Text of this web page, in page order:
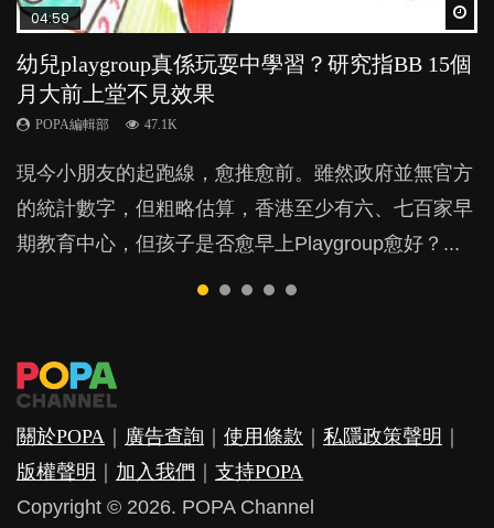
04:59
幼兒playgroup真係玩耍中學習？研究指BB 15個
月大前上堂不見效果
POPA編輯部 47.1K
現今小朋友的起跑線，愈推愈前。雖然政府並無官方
的統計數字，但粗略估算，香港至少有六、七百家早
期教育中心，但孩子是否愈早上Playgroup愈好？...
03:39
幼稚園遊戲課 如何刺激幼兒自發學習取代獎勵
與懲罰？
POPA編輯部 33.1K
由美國學者所創的 tools of the mind 課程，學生以遊
戲方式學習，學術能力和自制能力亦明顯比其他小朋
友優勝，到底這課程有何特別之處？...
03:02
老公患產後憂鬱症對BB的影響
POPA編輯部 15.9K
鬱，影響日常生活，嚴重的甚至會有自殺，或傷害小
朋友的念頭。但為何爸爸患上產後抑鬱往往難以察
覺？...
04:06
全職好？在職好？｜全職媽媽與在職媽媽的壓
力與價值
POPA編輯部 25.8K
許多媽媽心底可能都有一刻掙扎過：究竟全職好，還
是在職好。雖說每個家庭都有自己的獨特狀況和考慮
因素，但原來全職和在職媽媽所養育的子女其實都各
04:18
凡事以BB為中心，就係好爸媽？｜別忽視父母
的身心虛耗
POPA編輯部 31.5K
父母日夜無間、身心俱疲地照顧BB，如何做到正向
教養？部份父母更會為了小朋友放棄自己的嗜好、減
少出席朋友聚會等等，你以為會換來美好的親子關
關於POPA ｜ 廣告查詢 ｜ 使用條款 ｜ 私隱政策聲明 ｜
版權聲明 ｜ 加入我們 ｜ 支持POPA
Copyright © 2026. POPA Channel